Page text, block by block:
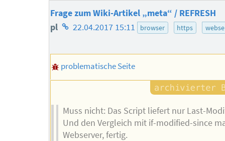
Frage zum Wiki-Artikel „meta“ / REFRESH
pl Homepage
Autors
22.04.2017 15:11 browser https
problematische Seite
Muss nicht: Das Script liefert nur Last-
Und den Vergleich mit if-modified-since
Webserver, fertig.